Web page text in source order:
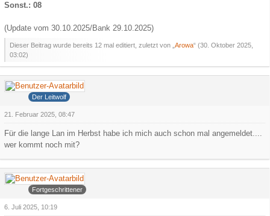
Sonst.: 08
(Update vom 30.10.2025/Bank 29.10.2025)
Dieser Beitrag wurde bereits 12 mal editiert, zuletzt von „ Arowa“ (30. Oktober 2025,
03:02)
Grauer Wolf
Der Leitwolf
21. Februar 2025, 08:47
Für die lange Lan im Herbst habe ich mich auch schon mal angemeldet....
wer kommt noch mit?
Arowa
Fortgeschrittener
6. Juli 2025, 10:19